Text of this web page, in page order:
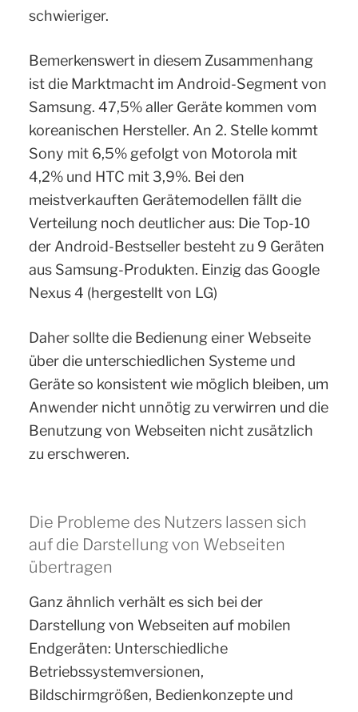
schwieriger.
Bemerkenswert in diesem Zusammenhang
ist die Marktmacht im Android-Segment von
Samsung. 47,5% aller Geräte kommen vom
koreanischen Hersteller. An 2. Stelle kommt
Sony mit 6,5% gefolgt von Motorola mit
4,2% und HTC mit 3,9%. Bei den
meistverkauften Gerätemodellen fällt die
Verteilung noch deutlicher aus: Die Top-10
der Android-Bestseller besteht zu 9 Geräten
aus Samsung-Produkten. Einzig das Google
Nexus 4 (hergestellt von LG)
Daher sollte die Bedienung einer Webseite
über die unterschiedlichen Systeme und
Geräte so konsistent wie möglich bleiben, um
Anwender nicht unnötig zu verwirren und die
Benutzung von Webseiten nicht zusätzlich
zu erschweren.
Die Probleme des Nutzers lassen sich
auf die Darstellung von Webseiten
übertragen
Ganz ähnlich verhält es sich bei der
Darstellung von Webseiten auf mobilen
Endgeräten: Unterschiedliche
Betriebssystemversionen,
Bildschirmgrößen, Bedienkonzepte und